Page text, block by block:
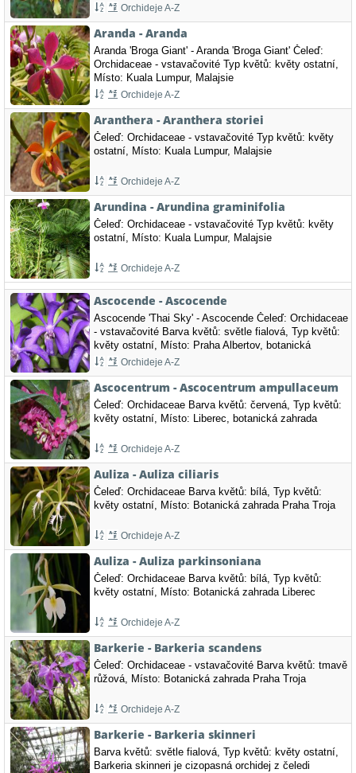
Orchideje A-Z
Aranda - Aranda
Aranda 'Broga Giant' - Aranda 'Broga Giant' Čeleď:
Orchidaceae - vstavačovité Typ květů: květy ostatní,
Místo: Kuala Lumpur, Malajsie
Orchideje A-Z
Aranthera - Aranthera storiei
Čeleď: Orchidaceae - vstavačovité Typ květů: květy
ostatní, Místo: Kuala Lumpur, Malajsie
Orchideje A-Z
Arundina - Arundina graminifolia
Čeleď: Orchidaceae - vstavačovité Typ květů: květy
ostatní, Místo: Kuala Lumpur, Malajsie
Orchideje A-Z
Ascocende - Ascocende
Ascocende 'Thai Sky' - Ascocende Čeleď: Orchidaceae
- vstavačovité Barva květů: světle fialová, Typ květů:
květy ostatní, Místo: Praha Albertov, botanická
zahradaOrchideje A-Z
Ascocentrum - Ascocentrum ampullaceum
Čeleď: Orchidaceae Barva květů: červená, Typ květů:
květy ostatní, Místo: Liberec, botanická zahrada
Orchideje A-Z
Auliza - Auliza ciliaris
Čeleď: Orchidaceae Barva květů: bílá, Typ květů:
květy ostatní, Místo: Botanická zahrada Praha Troja
Orchideje A-Z
Auliza - Auliza parkinsoniana
Čeleď: Orchidaceae Barva květů: bílá, Typ květů:
květy ostatní, Místo: Botanická zahrada Liberec
Orchideje A-Z
Barkerie - Barkeria scandens
Čeleď: Orchidaceae - vstavačovité Barva květů: tmavě
růžová, Místo: Botanická zahrada Praha Troja
Orchideje A-Z
Barkerie - Barkeria skinneri
Barva květů: světle fialová, Typ květů: květy ostatní,
Barkeria skinneri je cizopasná orchidej z čeledi